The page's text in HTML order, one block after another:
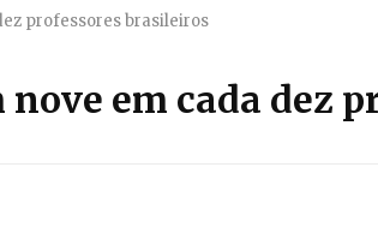
professores brasileiros
em cada dez